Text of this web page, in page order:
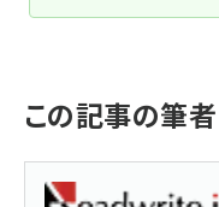
この記事の筆者